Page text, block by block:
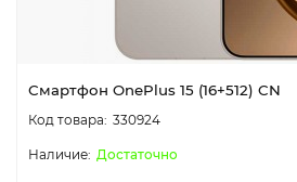
Смартфон OnePlus 15 (16+512) CN
330924
Достаточно